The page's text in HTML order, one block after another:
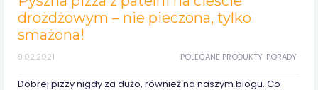
drożdżowym – nie pieczona, tylko
smażona!
PORADY
POLECANE PRODUKTY
9.02.2021
Dobrej pizzy nigdy za dużo, również na naszym blogu. Co